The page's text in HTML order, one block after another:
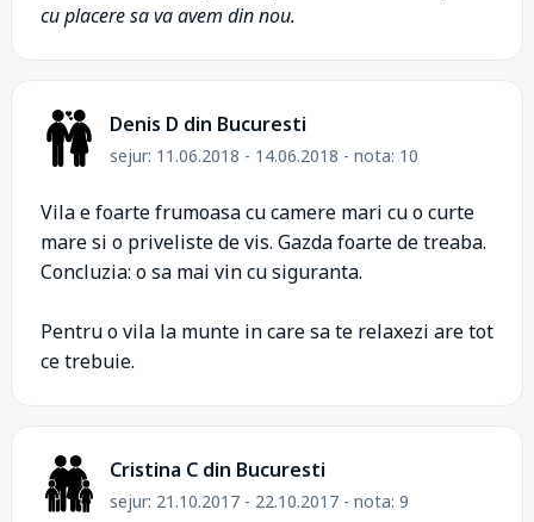
cu placere sa va avem din nou.
Denis D din Bucuresti
sejur: 11.06.2018 - 14.06.2018 - nota: 10
Vila e foarte frumoasa cu camere mari cu o curte
mare si o priveliste de vis. Gazda foarte de treaba.
Concluzia: o sa mai vin cu siguranta.
Pentru o vila la munte in care sa te relaxezi are tot
ce trebuie.
Cristina C din Bucuresti
sejur: 21.10.2017 - 22.10.2017 - nota: 9